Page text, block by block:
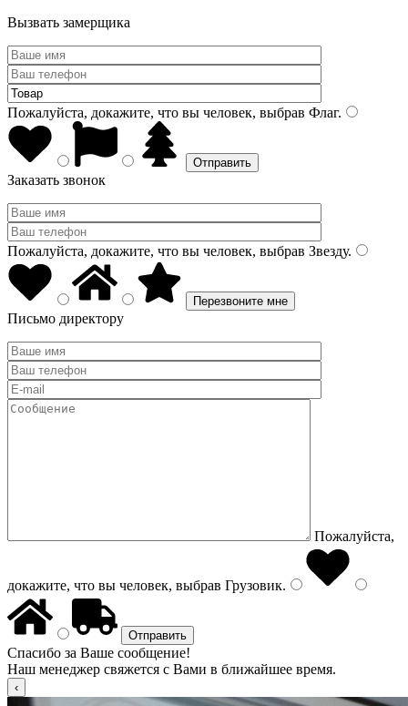
Вызвать замерщика
Пожалуйста, докажите, что вы человек, выбрав Флаг.
Заказать звонок
Пожалуйста, докажите, что вы человек, выбрав Звезду.
Письмо директору
Пожалуйста,
докажите, что вы человек, выбрав Грузовик.
Спасибо за Ваше сообщение!
Наш менеджер свяжется с Вами в ближайшее время.